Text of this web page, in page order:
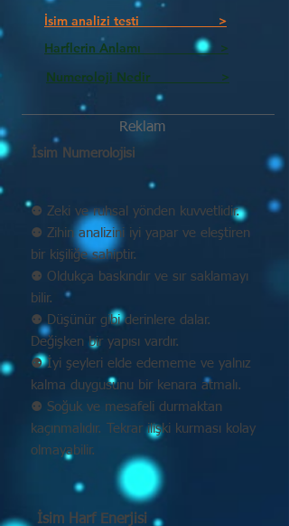
İsim analizi testi >
Harflerin Anlamı >
Numeroloji Nedir_________ >
Reklam
İsim Numerolojisi
⚉ Zeki ve ruhsal yönden kuvvetlidir.
⚉ Zihin analizini iyi yapar ve eleştiren
bir kişiliğe sahiptir.
⚉ Oldukça baskındır ve sır saklamayı
bilir.
⚉ Düşünür gibi derinlere dalar.
Değişken bir yapısı vardır.
⚉ İyi şeyleri elde edememe ve yalnız
kalma duygusunu bir kenara atmalı.
⚉ Soğuk ve mesafeli durmaktan
kaçınmalıdır. Tekrar ilişki kurması kolay
olmayabilir.
İsim Harf Enerjisi